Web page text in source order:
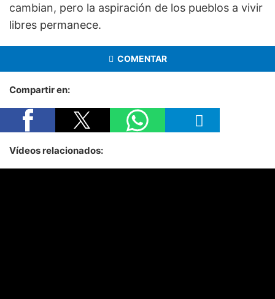
cambian, pero la aspiración de los pueblos a vivir
libres permanece.
COMENTAR
Compartir en:
Vídeos relacionados: